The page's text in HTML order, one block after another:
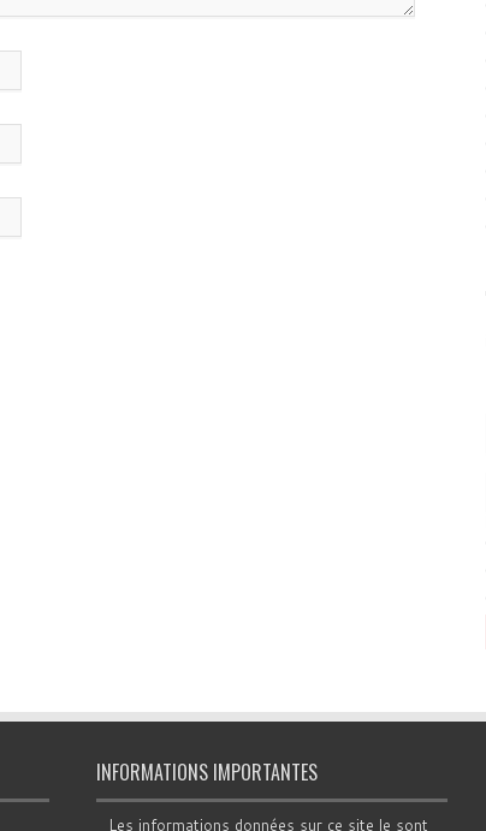
INFORMATIONS IMPORTANTES
Les informations données sur ce site le sont